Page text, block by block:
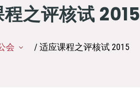
之评核试 2015
会 / 适应课程之评核试 2015